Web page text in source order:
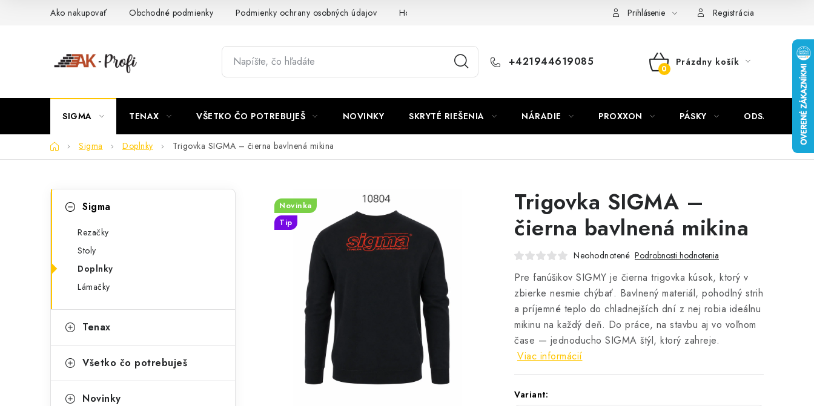
Ako nakupovať Obchodné podmienky Podmienky ochrany osobných údajov Hodnotenie obchodu Prihlásenie Registrácia
+421944619085
NÁKUPNÝ
KOŠÍK
Prázdny košík
SIGMA TENAX VŠETKO ČO POTREBUJEŠ NOVINKY SKRYTÉ RIEŠENIA NÁRADIE PROXXON PÁSKY ODSÁVANIE
DomovSigma Doplnky Trigovka SIGMA – čierna bavlnená mikina
B
n
p
a
e
Preskočiť
kategórie
K
e
g
i
Sigma
Rezačky
Stoly
Doplnky
Lámačky
Tenax
Všetko čo potrebuješ
Novinky
Trigovka SIGMA –
čierna bavlnená mikina
Neohodnotené Podrobnosti hodnotenia
Pre fanúšikov SIGMY je čierna trigovka kúsok, ktorý v
zbierke nesmie chýbať. Bavlnený materiál, pohodlný strih
a príjemné teplo do chladnejších dní z nej robia ideálnu
mikinu na každý deň. Do práce, na stavbu aj vo voľnom
čase — jednoducho SIGMA štýl, ktorý zahreje.
Viac informácií
Variant:
Novinka
Tip